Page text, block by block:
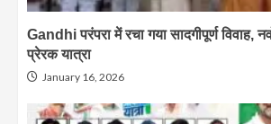
Gandhi परंपरा में रचा गया सादगीपूर्ण विवाह,
प्रेरक यात्रा
January 16, 2026